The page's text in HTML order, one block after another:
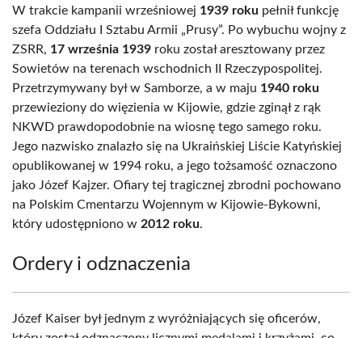
W trakcie kampanii wrześniowej 1939 roku pełnił funkcję
szefa Oddziału I Sztabu Armii „Prusy”. Po wybuchu wojny z
ZSRR, 17 września 1939 roku został aresztowany przez
Sowietów na terenach wschodnich II Rzeczypospolitej.
Przetrzymywany był w Samborze, a w maju 1940 roku
przewieziony do więzienia w Kijowie, gdzie zginął z rąk
NKWD prawdopodobnie na wiosnę tego samego roku.
Jego nazwisko znalazło się na Ukraińskiej Liście Katyńskiej
opublikowanej w 1994 roku, a jego tożsamość oznaczono
jako Józef Kajzer. Ofiary tej tragicznej zbrodni pochowano
na Polskim Cmentarzu Wojennym w Kijowie-Bykowni,
który udostępniono w 2012 roku.
Ordery i odznaczenia
Józef Kaiser był jednym z wyróżniających się oficerów,